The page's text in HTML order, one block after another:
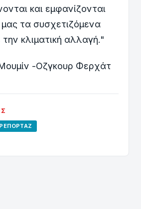
και εμφανίζονται
τα συσχετιζόμενα
κλιματική αλλαγή."
-Οζγκουρ Φερχάτ
ΡΕΠΟΡΤΆΖ